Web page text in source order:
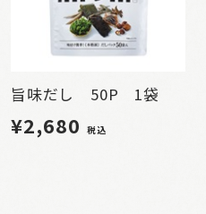
旨味だし 50P 1袋
¥2,680 税込